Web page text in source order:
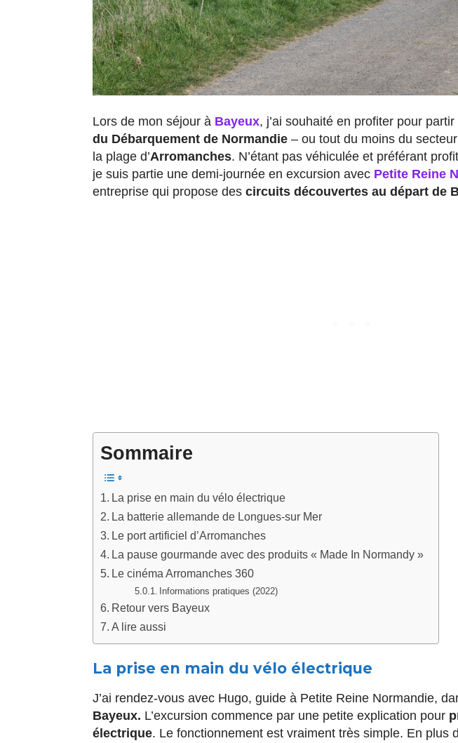
Lors de mon séjour à Bayeux, j’ai souhaité en profiter pour
du Débarquement de Normandie – ou tout du moins du
la plage d’Arromanches. N’étant pas véhiculée et préférant
je suis partie une demi-journée en excursion avec Petite Reine
entreprise qui propose des circuits découvertes au départ de
Sommaire
La prise en main du vélo électrique
La batterie allemande de Longues-sur Mer
Le port artificiel d’Arromanches
La pause gourmande avec des produits « Made In Normandy »
Le cinéma Arromanches 360
Informations pratiques (2022)
Retour vers Bayeux
A lire aussi
La prise en main du vélo électrique
J’ai rendez-vous avec Hugo, guide à Petite Reine Normandie,
Bayeux. L’excursion commence par une petite explication pour
électrique. Le fonctionnement est vraiment très simple. En plus